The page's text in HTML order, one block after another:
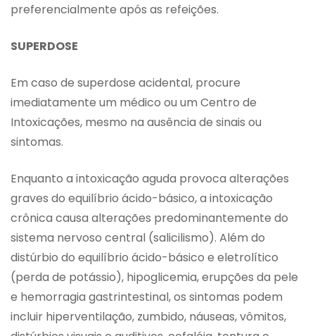
preferencialmente após as refeições.
SUPERDOSE
Em caso de superdose acidental, procure
imediatamente um médico ou um Centro de
Intoxicações, mesmo na ausência de sinais ou
sintomas.
Enquanto a intoxicação aguda provoca alterações
graves do equilíbrio ácido-básico, a intoxicação
crônica causa alterações predominantemente do
sistema nervoso central (salicilismo). Além do
distúrbio do equilíbrio ácido-básico e eletrolítico
(perda de potássio), hipoglicemia, erupções da pele
e hemorragia gastrintestinal, os sintomas podem
incluir hiperventilação, zumbido, náuseas, vômitos,